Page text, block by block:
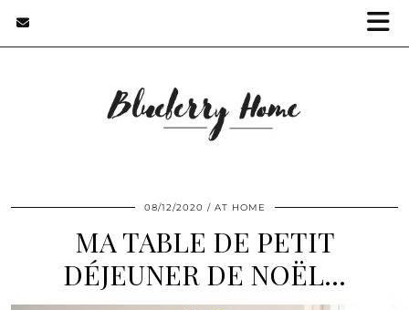
08/12/2020 AT HOME
MA TABLE DE PETIT
DÉJEUNER DE NOËL…